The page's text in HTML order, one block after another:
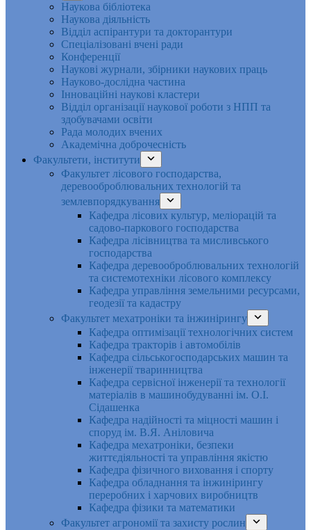
Наукова бібліотека
Наукова діяльність
Відділ аспірантури та докторантури
Спеціалізовані вчені ради
Конференції
Наукові журнали, збірники наукових праць
Науково-дослідна частина
Інноваційні наукові кластери
Відділ організації наукової роботи з НПП та
здобувачами освіти
Рада молодих вчених
Академічна доброчесність
Факультети, інститути
Факультет лісового господарства,
деревооброблювальних технологій та
землевпорядкування
Кафедра лісових культур, меліорацій та
садово-паркового господарства
Кафедра лісівництва та мисливського
господарства
Кафедра деревооброблювальних технологій
та системотехніки лісового комплексу
Кафедра управління земельними ресурсами,
геодезії та кадастру
Факультет мехатроніки та інжинірингу
Кафедра оптимізації технологічних систем
Кафедра тракторів і автомобілів
Кафедра сільськогосподарських машин та
інженерії тваринництва
Кафедра cервісної інженерії та технології
матеріалів в машинобудуванні ім. О.І.
Сідашенка
Кафедра надійності та міцності машин і
споруд ім. В.Я. Аніловича
Кафедра мехатроніки, безпеки
життєдіяльності та управління якістю
Кафедра фізичного виховання і спорту
Кафедра обладнання та інжинірингу
переробних і харчових виробництв
Кафедра фізики та математики
Факультет агрономії та захисту рослин